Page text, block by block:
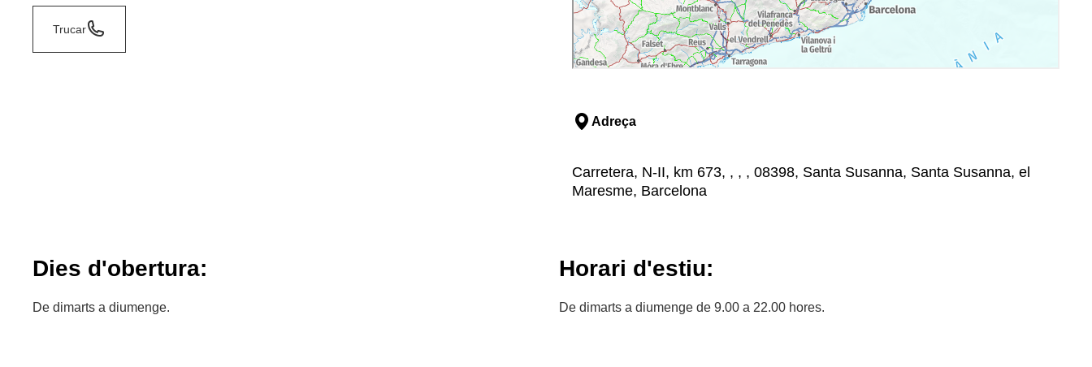
Trucar
Adreça
Carretera, N-II, km 673, , , , 08398, Santa Susanna, Santa Susanna, el
Maresme, Barcelona
Dies d'obertura:
De dimarts a diumenge.
Horari d'estiu:
De dimarts a diumenge de 9.00 a 22.00 hores.